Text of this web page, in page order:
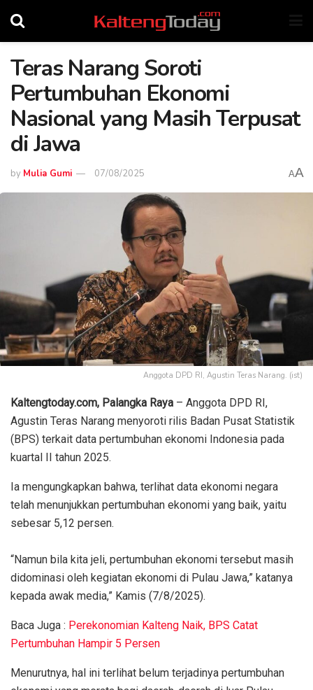
Teras Narang Soroti
Pertumbuhan Ekonomi
Nasional yang Masih Terpusat
di Jawa
by Mulia Gumi 07/08/2025 AA
Anggota DPD RI, Agustin Teras Narang. (ist)
Kaltengtoday.com, Palangka Raya – Anggota DPD RI,
Agustin Teras Narang menyoroti rilis Badan Pusat Statistik
(BPS) terkait data pertumbuhan ekonomi Indonesia pada
kuartal II tahun 2025.
Ia mengungkapkan bahwa, terlihat data ekonomi negara
telah menunjukkan pertumbuhan ekonomi yang baik, yaitu
sebesar 5,12 persen.
“‎Namun bila kita jeli, pertumbuhan ekonomi tersebut masih
didominasi oleh kegiatan ekonomi di Pulau Jawa,” katanya
kepada awak media,” Kamis (7/8/2025).
Baca Juga : Perekonomian Kalteng Naik, BPS Catat
Pertumbuhan Hampir 5 Persen
Menurutnya, hal ini terlihat belum terjadinya pertumbuhan